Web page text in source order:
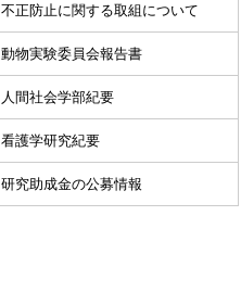
不正防止に関する取組について
動物実験委員会報告書
人間社会学部紀要
看護学研究紀要
研究助成金の公募情報